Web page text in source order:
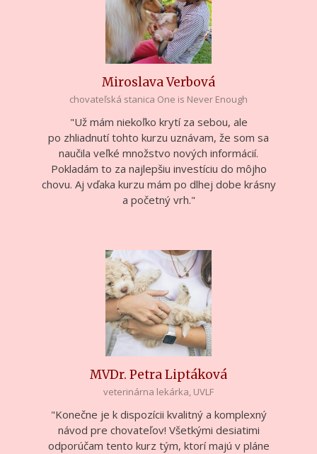
Miroslava Verbová
chovateľská stanica One is Never Enough
"Už mám niekoľko krytí za sebou, ale
po zhliadnutí tohto kurzu uznávam, že som sa
naučila veľké množstvo nových informácií.
Pokladám to za najlepšiu investíciu do môjho
chovu. Aj vďaka kurzu mám po dlhej dobe krásny
a početný vrh."
MVDr. Petra Liptáková
veterinárna lekárka, UVLF
"Konečne je k dispozícii kvalitný a komplexný
návod pre chovateľov! Všetkými desiatimi
odporúčam tento kurz tým, ktorí majú v pláne